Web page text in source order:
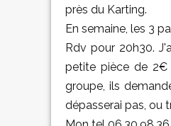
près du Karting.
En semaine, les 3
Rdv pour 20h30.
petite pièce de 2€
groupe, ils
dépasserai pas, ou